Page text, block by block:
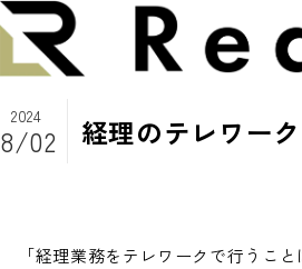
経理のテレワー
2024
8/02
「経理業務をテレワークで行うこ